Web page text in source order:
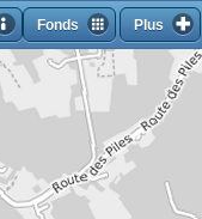
Fonds Plus